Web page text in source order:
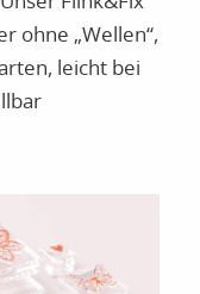
ohne „Wellen“,
leicht bei